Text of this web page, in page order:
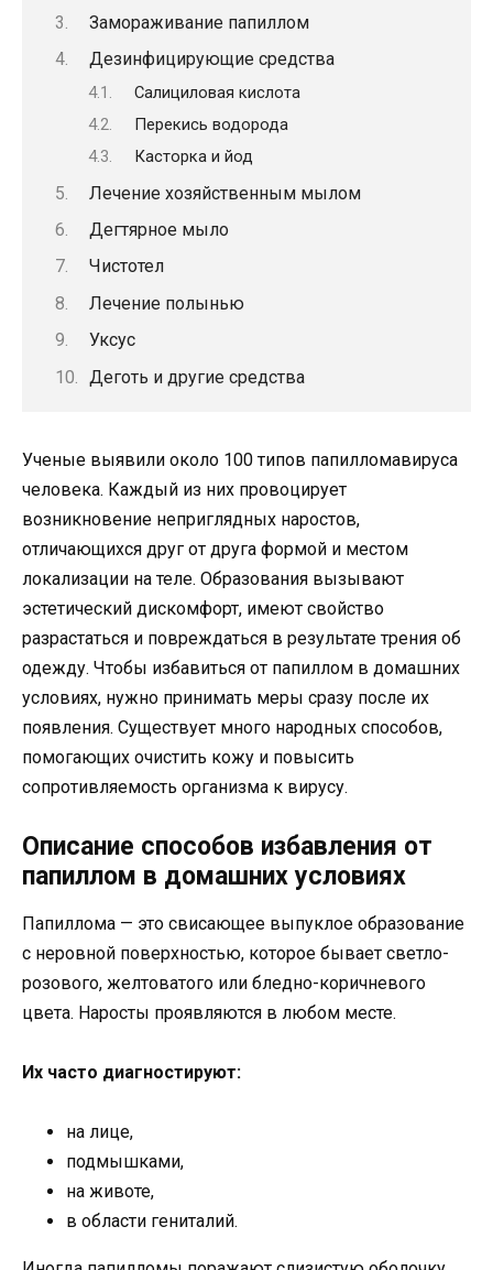
Замораживание папиллом
Дезинфицирующие средства
Салициловая кислота
Перекись водорода
Касторка и йод
Лечение хозяйственным мылом
Дегтярное мыло
Чистотел
Лечение полынью
Уксус
Деготь и другие средства
Ученые выявили около 100 типов папилломавируса
человека. Каждый из них провоцирует
возникновение неприглядных наростов,
отличающихся друг от друга формой и местом
локализации на теле. Образования вызывают
эстетический дискомфорт, имеют свойство
разрастаться и повреждаться в результате трения об
одежду. Чтобы избавиться от папиллом в домашних
условиях, нужно принимать меры сразу после их
появления. Существует много народных способов,
помогающих очистить кожу и повысить
сопротивляемость организма к вирусу.
Описание способов избавления от
папиллом в домашних условиях
Папиллома — это свисающее выпуклое образование
с неровной поверхностью, которое бывает светло-
розового, желтоватого или бледно-коричневого
цвета. Наросты проявляются в любом месте.
Их часто диагностируют:
на лице,
подмышками,
на животе,
в области гениталий.